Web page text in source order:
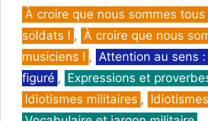
Catégories
À croire que nous sommes
soldats ! , À croire que nous
musiciens ! , Attention au sens
figuré , Expressions et
Idiotismes militaires ,